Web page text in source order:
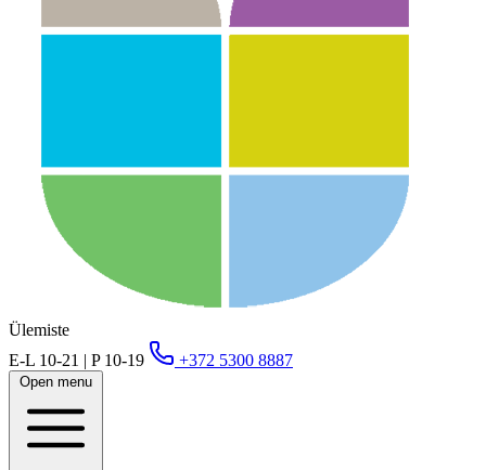
Ülemiste
E-L 10-21 | P 10-19
+372 5300 8887
Open menu